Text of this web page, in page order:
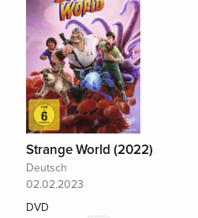
Strange World (2022)
Deutsch
02.02.2023
DVD